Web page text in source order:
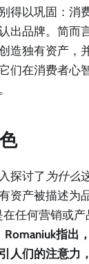
得以巩固：消
出品牌。简而
造独有资产，
们在消费者心
探讨了 为什么
资产被描述为
任何营销或产
Romaniuk指出
人们的注意力